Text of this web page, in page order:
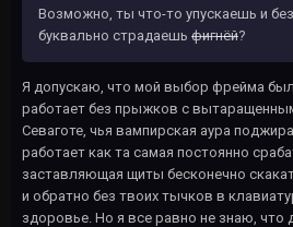
Возможно, ты что-то упускаешь и без
буквально страдаешь фигнёй?
Я допускаю, что мой выбор фрейма был
работает без прыжков с
Севаготе, чья вампирская аура
работает как та самая постоянно
заставляющая щиты бесконечно
и обратно без твоих тычков в
здоровье. Но я все равно не знаю, что